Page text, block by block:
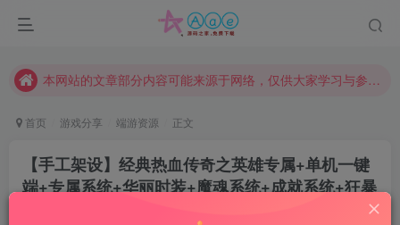
现在赞助会员享受专属折扣，详情点击此条公告。
本网站的文章部分内容可能来源于网络，仅供大家学习与参考，如有侵权，请联系站长QQ466107887进行删除处理。
首页 游戏分享 端游资源 正文
【手工架设】经典热血传奇之英雄专属+单机一键
端+专属系统+华丽时装+魔魂系统+成就系统+狂暴